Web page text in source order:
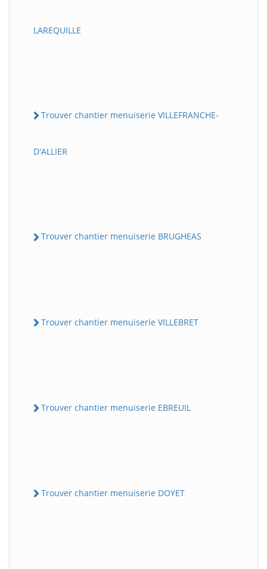
LAREQUILLE
Trouver chantier menuiserie VILLEFRANCHE-
D'ALLIER
Trouver chantier menuiserie BRUGHEAS
Trouver chantier menuiserie VILLEBRET
Trouver chantier menuiserie EBREUIL
Trouver chantier menuiserie DOYET